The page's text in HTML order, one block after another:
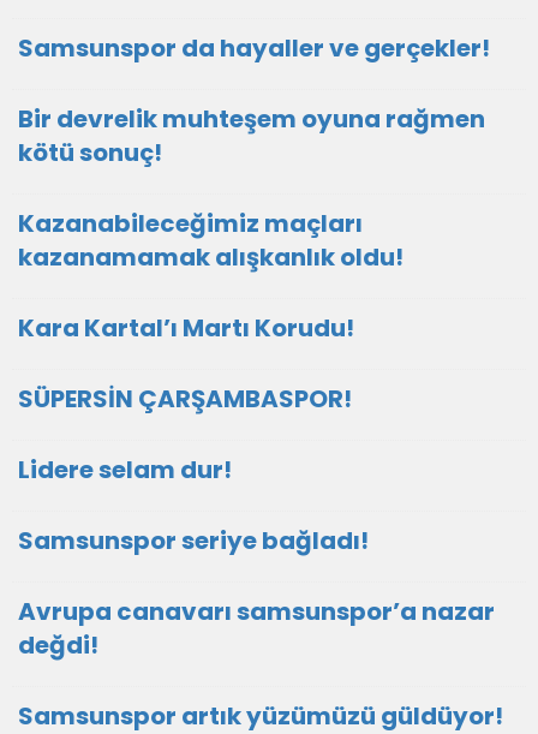
Samsunspor da hayaller ve gerçekler!
Bir devrelik muhteşem oyuna rağmen
kötü sonuç!
Kazanabileceğimiz maçları
kazanamamak alışkanlık oldu!
Kara Kartal’ı Martı Korudu!
SÜPERSİN ÇARŞAMBASPOR!
Lidere selam dur!
Samsunspor seriye bağladı!
Avrupa canavarı samsunspor’a nazar
değdi!
Samsunspor artık yüzümüzü güldüyor!